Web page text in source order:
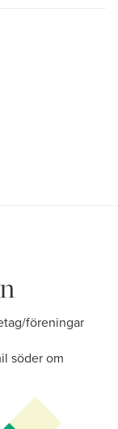
föreningar
söder om